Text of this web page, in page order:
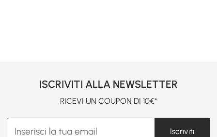
ISCRIVITI ALLA NEWSLETTER
RICEVI UN COUPON DI 10€*
Iscriviti